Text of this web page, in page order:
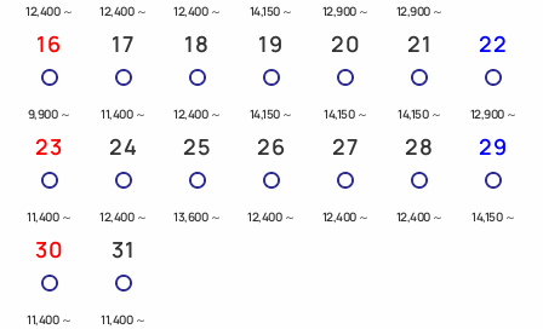
12,400 ～ 12,400 ～ 12,400 ～ 14,150 ～ 12,900 ～ 12,900 ～
16
9,900 ～
17
11,400 ～
18
12,400 ～
19
14,150 ～
20
14,150 ～
21
14,150 ～
22
12,900 ～
23
11,400 ～
24
12,400 ～
25
13,600 ～
26
12,400 ～
27
12,400 ～
28
12,400 ～
29
14,150 ～
30
11,400 ～
31
11,400 ～